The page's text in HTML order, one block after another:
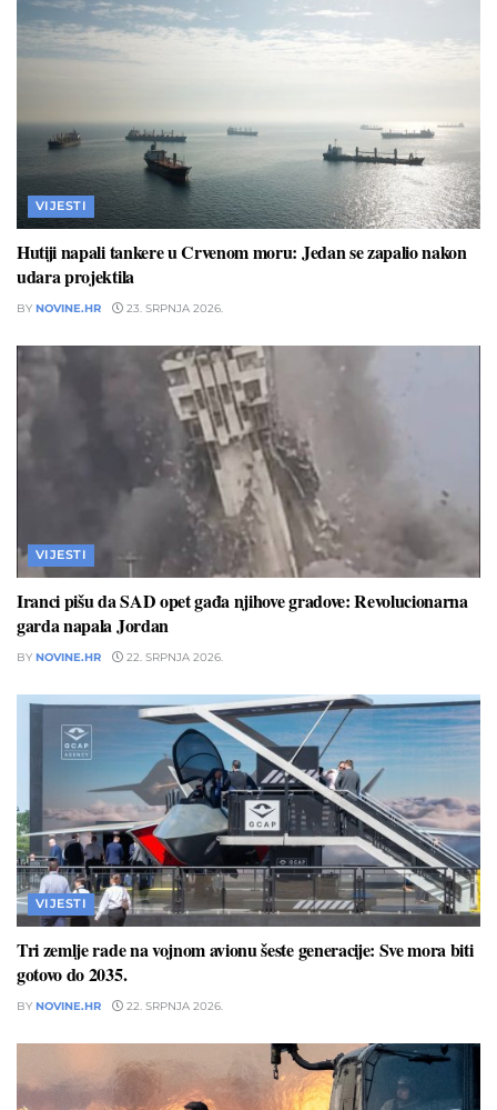
VIJESTI
Hutiji napali tankere u Crvenom moru: Jedan se zapalio nakon
udara projektila
BY NOVINE.HR 23. SRPNJA 2026.
VIJESTI
Iranci pišu da SAD opet gađa njihove gradove: Revolucionarna
garda napala Jordan
BY NOVINE.HR 22. SRPNJA 2026.
VIJESTI
Tri zemlje rade na vojnom avionu šeste generacije: Sve mora biti
gotovo do 2035.
BY NOVINE.HR 22. SRPNJA 2026.